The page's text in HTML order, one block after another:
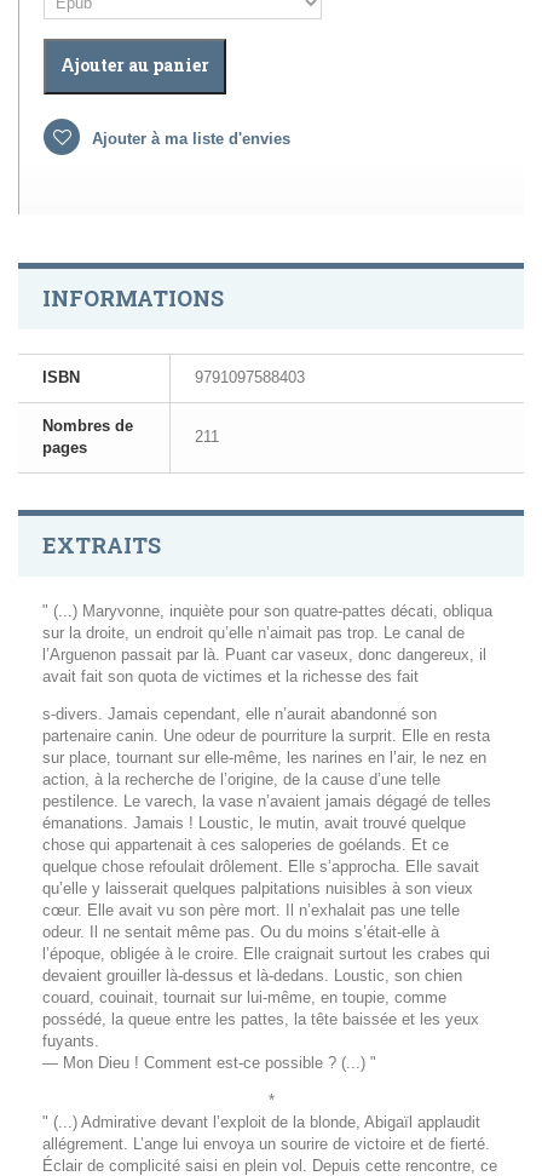
Ajouter au panier
Ajouter à ma liste d'envies
INFORMATIONS
ISBN 9791097588403
Nombres de
pages
211
EXTRAITS
" (...) Maryvonne, inquiète pour son quatre-pattes décati, obliqua
sur la droite, un endroit qu’elle n’aimait pas trop. Le canal de
l’Arguenon passait par là. Puant car vaseux, donc dangereux, il
avait fait son quota de victimes et la richesse des fait
s-divers. Jamais cependant, elle n’aurait abandonné son
partenaire canin. Une odeur de pourriture la surprit. Elle en resta
sur place, tournant sur elle-même, les narines en l’air, le nez en
action, à la recherche de l’origine, de la cause d’une telle
pestilence. Le varech, la vase n’avaient jamais dégagé de telles
émanations. Jamais ! Loustic, le mutin, avait trouvé quelque
chose qui appartenait à ces saloperies de goélands. Et ce
quelque chose refoulait drôlement. Elle s’approcha. Elle savait
qu’elle y laisserait quelques palpitations nuisibles à son vieux
cœur. Elle avait vu son père mort. Il n’exhalait pas une telle
odeur. Il ne sentait même pas. Ou du moins s’était-elle à
l’époque, obligée à le croire. Elle craignait surtout les crabes qui
devaient grouiller là-dessus et là-dedans. Loustic, son chien
couard, couinait, tournait sur lui-même, en toupie, comme
possédé, la queue entre les pattes, la tête baissée et les yeux
fuyants.
— Mon Dieu ! Comment est-ce possible ? (...) "
*
" (...) Admirative devant l’exploit de la blonde, Abigaïl applaudit
allégrement. L’ange lui envoya un sourire de victoire et de fierté.
Éclair de complicité saisi en plein vol. Depuis cette rencontre, ce